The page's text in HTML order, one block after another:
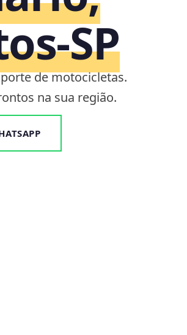
de motocicletas.
na sua região.